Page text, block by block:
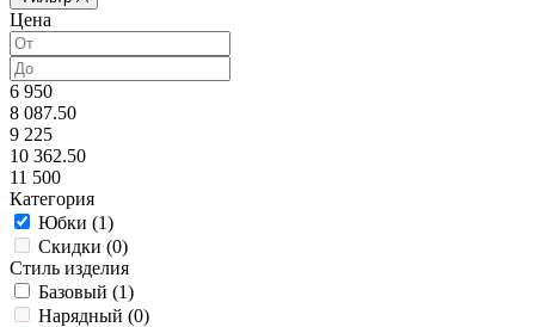
Цена
6 950
8 087.50
9 225
10 362.50
11 500
Категория
Юбки (1)
Скидки (0)
Стиль изделия
Базовый (1)
Нарядный (0)